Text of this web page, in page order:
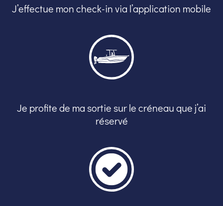
J’effectue mon check-in via l’application mobile
Je profite de ma sortie sur le créneau que j’ai
réservé